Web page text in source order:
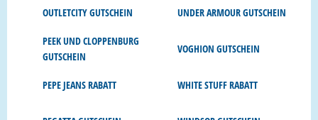
OUTLETCITY GUTSCHEIN
PEEK UND CLOPPENBURG
GUTSCHEIN
PEPE JEANS RABATT
UNDER ARMOUR GUTSCHEIN
VOGHION GUTSCHEIN
WHITE STUFF RABATT